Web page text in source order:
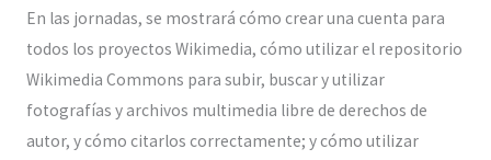
En las jornadas, se mostrará cómo crear una cuenta para
todos los proyectos Wikimedia, cómo utilizar el repositorio
Wikimedia Commons para subir, buscar y utilizar
fotografías y archivos multimedia libre de derechos de
autor, y cómo citarlos correctamente; y cómo utilizar